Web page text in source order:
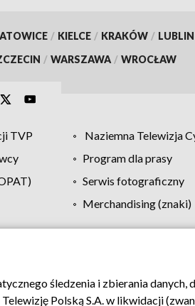
/ KIELCE / KRAKÓW / LUBLIN
/ WARSZAWA / WROCŁAW
TVP Naziemna Telewizja
Program dla prasy
Serwis fotograficzny
Merchandising (znaki)
Pomoc Biuro reklamy
śledzenia i zbierania danych,
Polską S.A. w likwidacji